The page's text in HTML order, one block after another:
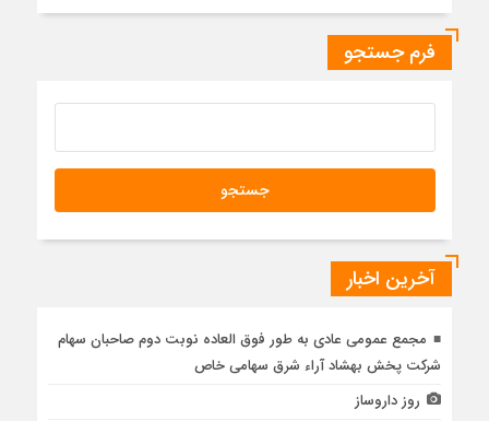
فرم جستجو
آخرین اخبار
مجمع عمومی عادی به طور فوق العاده نوبت دوم صاحبان سهام
شرکت پخش بهشاد آراء شرق سهامی خاص
روز داروساز